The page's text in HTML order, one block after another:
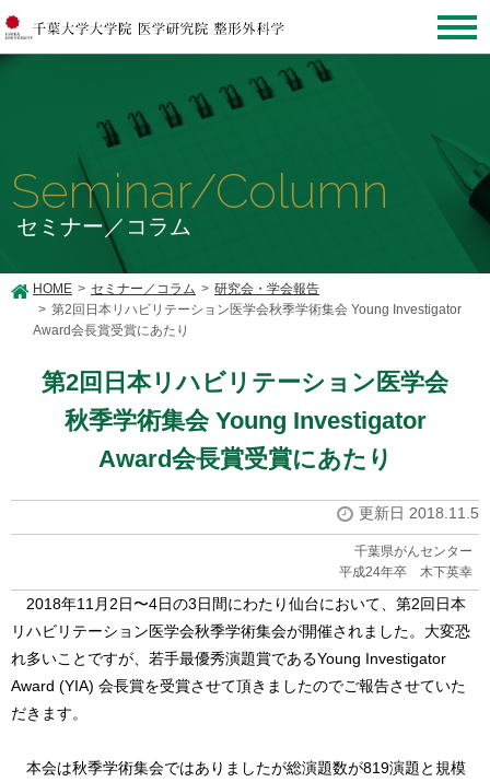
Seminar/Column
セミナー／コラム
HOME セミナー／コラム
研究会・学会報告
第2回日本リハビリテーション医学会秋季学術集会 Young Investigator
Award会長賞受賞にあたり
第2回日本リハビリテーション医学会
秋季学術集会 Young Investigator
Award会長賞受賞にあたり
更新日 2018.11.5
千葉県がんセンター
平成24年卒 木下英幸
2018年11 月 2日〜4日の3日間にわたり仙台において、第2回日本
リハビリテーション医学会秋季学術集会が開催されました。大変恐
れ多いことですが、若手最優秀演題賞であるYoung Investigator
Award (YIA) 会長賞を受賞させて頂きましたのでご報告させていた
だきます。
本会は秋季学術集会ではありましたが総演題数が819演題と規模